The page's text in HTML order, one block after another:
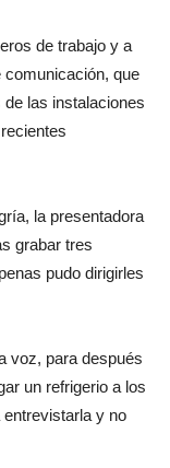
de trabajo y a
que
las instalaciones
la presentadora
grabar tres
pudo dirigirles
voz, para después
un refrigerio a los
y no